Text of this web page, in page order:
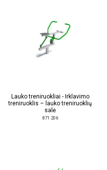
Lauko treniruokliai - Irklavimo
treniruoklis – lauko treniruoklių
salė
871 206